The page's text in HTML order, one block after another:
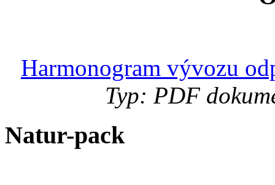
Harmonogram vývozu
Typ: PDF
Natur-pack